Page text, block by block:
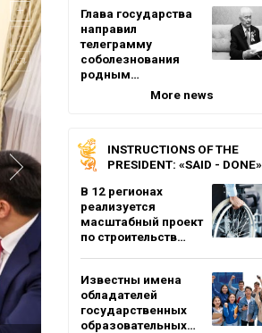
Глава государства
направил
телеграмму
соболезнования
родным…
More news
INSTRUCTIONS OF THE
PRESIDENT: «SAID - DONE»
В 12 регионах
реализуется
масштабный проект
по строительств…
Известны имена
обладателей
государственных
образовательных…